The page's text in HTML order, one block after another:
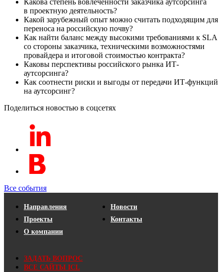
Какова степень вовлеченности заказчика аутсорсинга
в проектную деятельность?
Какой зарубежный опыт можно считать подходящим для
переноса на российскую почву?
Как найти баланс между высокими требованиями к SLA
со стороны заказчика, техническими возможностями
провайдера и итоговой стоимостью контракта?
Каковы перспективы российского рынка ИТ-
аутсорсинга?
Как соотнести риски и выгоды от передачи ИТ-функций
на аутсорсинг?
Поделиться новостью в соцсетях
Все события
Направления
Проекты
О компании
Новости
Контакты
ЗАДАТЬ ВОПРОС
ВСЕ САЙТЫ ICL